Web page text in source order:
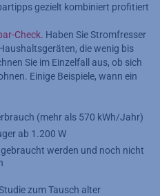
gezielt kombiniert profitiert
Check. Haben Sie Stromfresser
die wenig bis
Sie im Einzelfall aus, ob sich
Einige Beispiele, wann ein
(mehr als 570 kWh/Jahr)
ab 1.200 W
werden und noch nicht
zum Tausch alter